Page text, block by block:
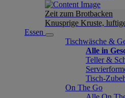
Zeit zum Brotbacken
Knusprige Kruste,
Essen
Tischwäsche &
Alle in
Teller &
Tisch-
On The Go